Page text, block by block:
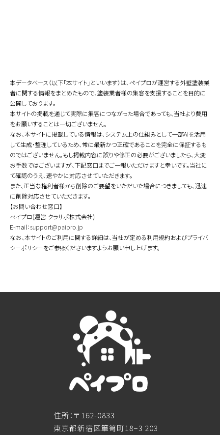
本データベース（以下「本サイト」といいます）は、ペイプロが運営する外壁塗装業
者に関する情報をまとめたもので、塗装業者様の集客を支援することを目的に
公開しております。
本サイトの掲載を通じて実際に集客につながった場合であっても、当社より費用
をお願いすることは一切ございません。
なお、本サイトに掲載している情報は、システム上の仕組みとして一部AIを活用
して生成・整理しているため、常に最新かつ正確であることを完全に保証するも
のではございません。もし掲載内容に誤りや修正の必要がございましたら、大変
お手数ではございますが、下記窓口までご一報いただけますと幸いです。当社に
て確認のうえ、速やかに対応させていただきます。
また、正当な権利者様から削除のご要望をいただいた場合につきましても、迅速
に削除対応させていただきます。
【お問い合わせ窓口】
ペイプロ(運営:クラサポ株式会社)
E-mail：support@paipro.jp
なお、本サイトのご利用に関する詳細は、当社が定める利用規約およびプライバ
シーポリシーをご参照くださいますようお願い申し上げます。
住所：〒162-0833
東京都新宿区箪笥町18−3 203